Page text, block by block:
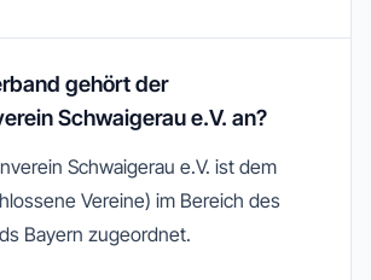
gehört der
Schwaigerau e.V. an?
Schwaigerau e.V. ist dem
Vereine) im Bereich des
Bayern zugeordnet.